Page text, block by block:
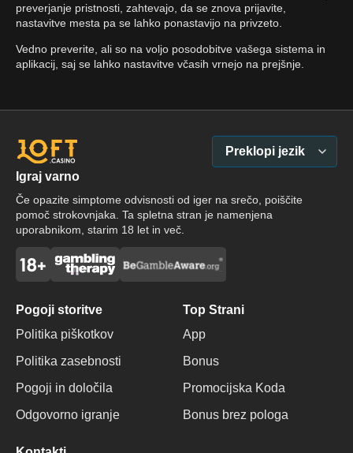
preverjanje pristnosti, zahtevajo, da se znova prijavite,
nastavitve mesta pa se lahko ponastavijo na privzeto.
Vedno preverite, ali so na voljo posodobitve vašega sistema in
aplikacij, saj se lahko nastavitve včasih vrnejo na prejšnje.
Igraj varno
Če opazite simptome odvisnosti od iger na srečo, poiščite
pomoč strokovnjaka. Ta spletna stran je namenjena
uporabnikom, starim 18 let in več.
Preklopi jezik
Pogoji storitve
Politika piškotkov
Politika zasebnosti
Pogoji in določila
Odgovorno igranje
Top Strani
App
Bonus
Promocijska Koda
Bonus brez pologa